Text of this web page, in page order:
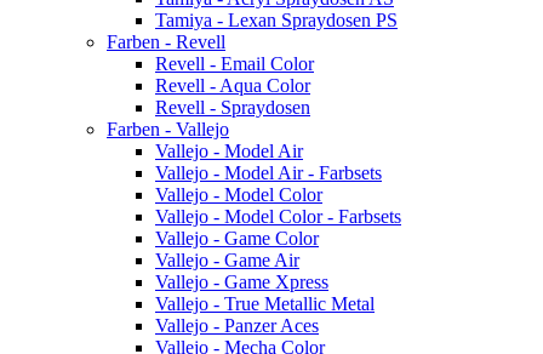
Tamiya - Lexan Spraydosen PS
Farben - Revell
Revell - Email Color
Revell - Aqua Color
Revell - Spraydosen
Farben - Vallejo
Vallejo - Model Air
Vallejo - Model Air - Farbsets
Vallejo - Model Color
Vallejo - Model Color - Farbsets
Vallejo - Game Color
Vallejo - Game Air
Vallejo - Game Xpress
Vallejo - True Metallic Metal
Vallejo - Panzer Aces
Vallejo - Mecha Color